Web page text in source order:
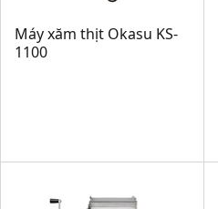
Máy xăm thịt Okasu KS-
1100